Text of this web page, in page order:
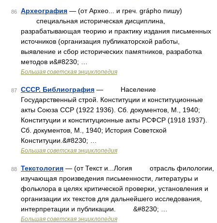
86 Археография — (от Архео... и греч. gráрho пишу)
специальная историческая дисциплина,
разрабатывающая теорию и практику издания письменных
источников (организация публикаторской работы,
выявление и сбор исторических памятников, разработка
методов и&#8230; …
Большая советская энциклопедия
87 СССР. Библиография — Население
Государственный строй. Конституции и конституционные
акты Союза ССР (1922 1936). Сб. документов, М., 1940;
Конституции и конституционные акты РСФСР (1918 1937).
Сб. документов, М., 1940; История Советской
Конституции.&#8230; …
Большая советская энциклопедия
88 Текстология — (от Текст и...Логия отрасль филологии,
изучающая произведения письменности, литературы и
фольклора в целях критической проверки, установления и
организации их текстов для дальнейшего исследования,
интерпретации и публикации. &#8230; …
Большая советская энциклопедия